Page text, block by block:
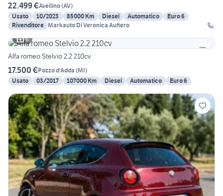
22.499 €Avellino(AV)
Usato
10/2023 85000 Km Diesel Automatico
Euro 6
Rivenditore Markauto Di Veronica Aufiero
6
Alfa romeo Stelvio 2.2 210cv
17.500 €Pozzo d'Adda (MI)
Usato
03/2017 107000 Km Diesel Automatico Euro 6